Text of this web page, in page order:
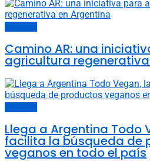
Camino AR: una
agricultura
Llega a Argentina Todo
facilita la búsqueda de
veganos en todo el país